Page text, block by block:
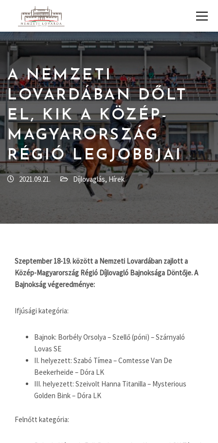
A NEMZETI
LOVARDÁBAN DŐLT
EL, KIK A KÖZÉP-
MAGYARORSZÁG
RÉGIÓ LEGJOBBJAI
2021.09.21. Díjlovaglás, Hírek
Szeptember 18-19. között a Nemzeti Lovardában zajlott a
Közép-Magyarország Régió Díjlovagló Bajnoksága Döntője. A
Bajnokság végeredménye:
Ifjúsági kategória:
Bajnok: Borbély Orsolya – Szellő (póni) – Szárnyaló
Lovas SE
II. helyezett: Szabó Tímea – Comtesse Van De
Beekerheide – Dóra LK
III. helyezett: Szeivolt Hanna Titanilla – Mysterious
Golden Bink – Dóra LK
Felnőtt kategória: